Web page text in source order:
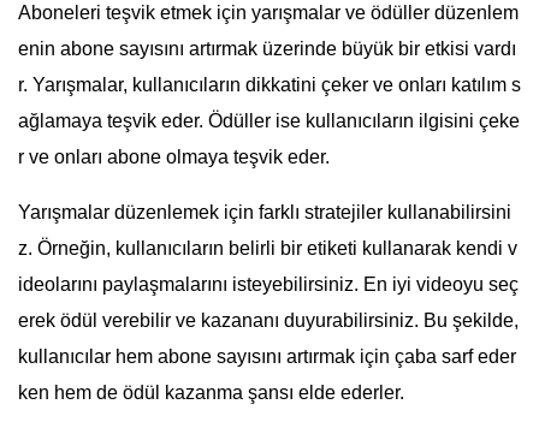
Aboneleri teşvik etmek için yarışmalar ve ödüller düzenlem
enin abone sayısını artırmak üzerinde büyük bir etkisi vardı
r. Yarışmalar, kullanıcıların dikkatini çeker ve onları katılım s
ağlamaya teşvik eder. Ödüller ise kullanıcıların ilgisini çeke
r ve onları abone olmaya teşvik eder.
Yarışmalar düzenlemek için farklı stratejiler kullanabilirsini
z. Örneğin, kullanıcıların belirli bir etiketi kullanarak kendi v
ideolarını paylaşmalarını isteyebilirsiniz. En iyi videoyu seç
erek ödül verebilir ve kazananı duyurabilirsiniz. Bu şekilde,
kullanıcılar hem abone sayısını artırmak için çaba sarf eder
ken hem de ödül kazanma şansı elde ederler.